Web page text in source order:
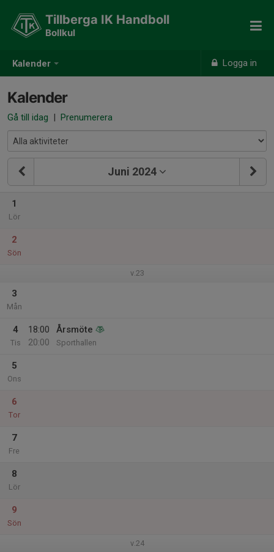
Kalender Logga in
Tillberga IK Handboll
Bollkul
Kalender
Gå till idag | Prenumerera
Juni 2024
1
Lör
2
Sön
v.23
3
Mån
4
Tis
18:00
20:00
Årsmöte
Sporthallen
5
Ons
6
Tor
7
Fre
8
Lör
9
Sön
v.24